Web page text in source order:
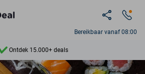
Bereikbaar vanaf 08:00
Ontdek 15.000+ deals
7 dagen per week beschikbaar